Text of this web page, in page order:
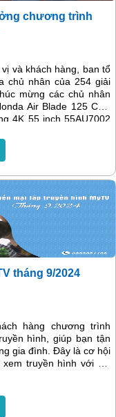
chương trình
và khách hàng, ban tổ
chủ nhân của 254 giải
mừng các chủ nhân
Air Blade 125 CBS
4K 55 inch 55AU7002
tháng 9/2024
hàng chương trình
hình, giúp bạn tận
gia đình. Đây là cơ hội
truyền hình với chi